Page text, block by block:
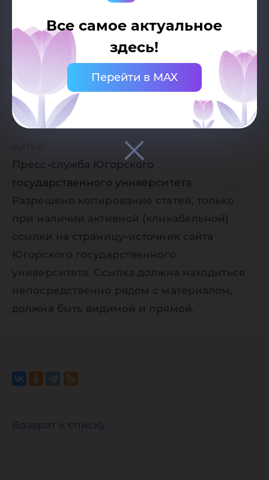
Все самое актуальное
здесь!
Перейти в MAX
Дата публикации:
Пресс-служба Югорского
государственного университета
Разрешено копирование статей, только
при наличии активной (кликабельной)
ссылки на страницу-источник сайта
Югорского государственного
университета. Ссылка должна находиться
непосредственно рядом с материалом,
должна быть видимой и прямой.
Возврат к списку